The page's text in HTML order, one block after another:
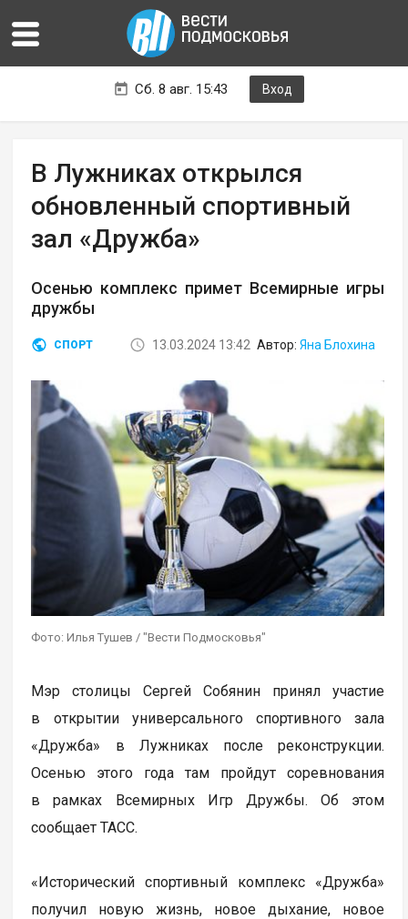
Сб. 8 авг. 15:43 Вход
В Лужниках открылся
обновленный спортивный
зал «Дружба»
Осенью комплекс примет Всемирные игры
дружбы
СПОРТ 13.03.2024 13:42 Автор:Яна Блохина
Фото: Илья Тушев / "Вести Подмосковья"
Мэр столицы Сергей Собянин принял участие
в открытии универсального спортивного зала
«Дружба» в Лужниках после реконструкции.
Осенью этого года там пройдут соревнования
в рамках Всемирных Игр Дружбы. Об этом
сообщает ТАСС.
«Исторический спортивный комплекс «Дружба»
получил новую жизнь, новое дыхание, новое